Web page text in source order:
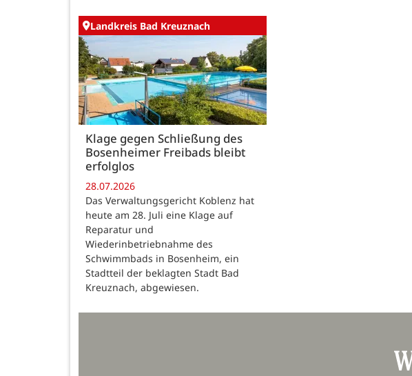
Landkreis Bad Kreuznach
Klage gegen Schließung des
Bosenheimer Freibads bleibt
erfolglos
28.07.2026
Das Verwaltungsgericht Koblenz hat
heute am 28. Juli eine Klage auf
Reparatur und
Wiederinbetriebnahme des
Schwimmbads in Bosenheim, ein
Stadtteil der beklagten Stadt Bad
Kreuznach, abgewiesen.